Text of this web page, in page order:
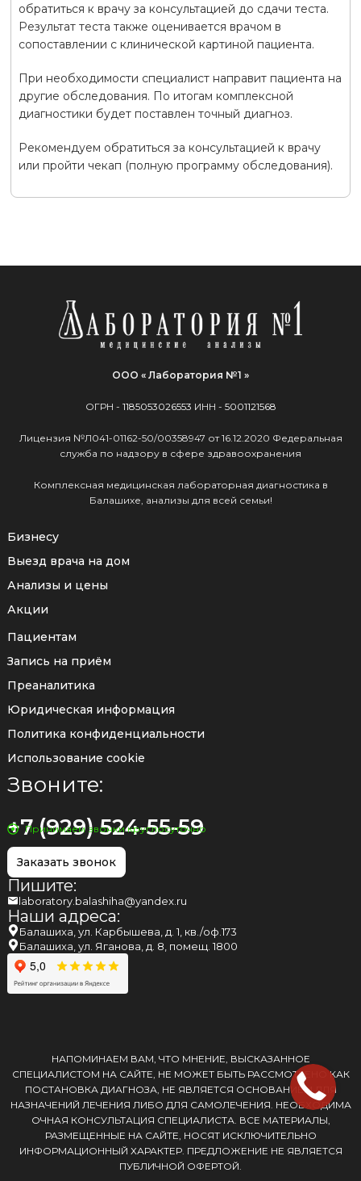
обратиться к врачу за консультацией до сдачи теста.
Результат теста также оценивается врачом в
сопоставлении с клинической картиной пациента.
При необходимости специалист направит пациента на
другие обследования. По итогам комплексной
диагностики будет поставлен точный диагноз.
Рекомендуем обратиться за консультацией к врачу
или пройти чекап (полную программу обследования).
ООО « Лаборатория №1 »
ОГРН - 1185053026553 ИНН - 5001121568
Лицензия №Л041-01162-50/00358947 от 16.12.2020 Федеральная
служба по надзору в сфере здравоохранения
Комплексная медицинская лабораторная диагностика в
Балашихе, анализы для всей семьи!
Бизнесу
Выезд врача на дом
Анализы и цены
Акции
Пациентам
Запись на приём
Преаналитика
Юридическая информация
Политика конфиденциальности
Использование cookie
Звоните:
+7 (929) 524-55-59
Принимаем звонки круглосуточно
Заказать звонок
Пишите:
laboratory.balashiha@yandex.ru
Наши адреса:
Балашиха, ул. Карбышева, д. 1, кв./оф.173
Балашиха, ул. Яганова, д. 8, помещ. 1800
НАПОМИНАЕМ ВАМ, ЧТО МНЕНИЕ, ВЫСКАЗАННОЕ
СПЕЦИАЛИСТОМ НА САЙТЕ, НЕ МОЖЕТ БЫТЬ РАССМОТРЕНО КАК
ПОСТАНОВКА ДИАГНОЗА, НЕ ЯВЛЯЕТСЯ ОСНОВАНИЕМ ДЛЯ
НАЗНАЧЕНИЙ ЛЕЧЕНИЯ ЛИБО ДЛЯ САМОЛЕЧЕНИЯ. НЕОБХОДИМА
ОЧНАЯ КОНСУЛЬТАЦИЯ СПЕЦИАЛИСТА. ВСЕ МАТЕРИАЛЫ,
РАЗМЕЩЕННЫЕ НА САЙТЕ, НОСЯТ ИСКЛЮЧИТЕЛЬНО
ИНФОРМАЦИОННЫЙ ХАРАКТЕР. ПРЕДЛОЖЕНИЕ НЕ ЯВЛЯЕТСЯ
ПУБЛИЧНОЙ ОФЕРТОЙ.